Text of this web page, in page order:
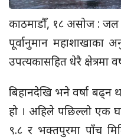
काठमाडौँ, १८ असोज : जल
पूर्वानुमान महाशाखाका
उपत्यकासहित धेरै क्षेत्रमा
बिहानदेखि भने वर्षा बढ्न
हो । अहिले पछिल्लो एक
९.८ र भक्तपुरमा पाँच